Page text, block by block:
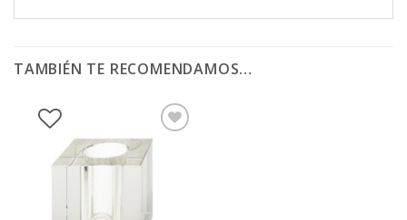
TAMBIÉN TE RECOMENDAMOS…